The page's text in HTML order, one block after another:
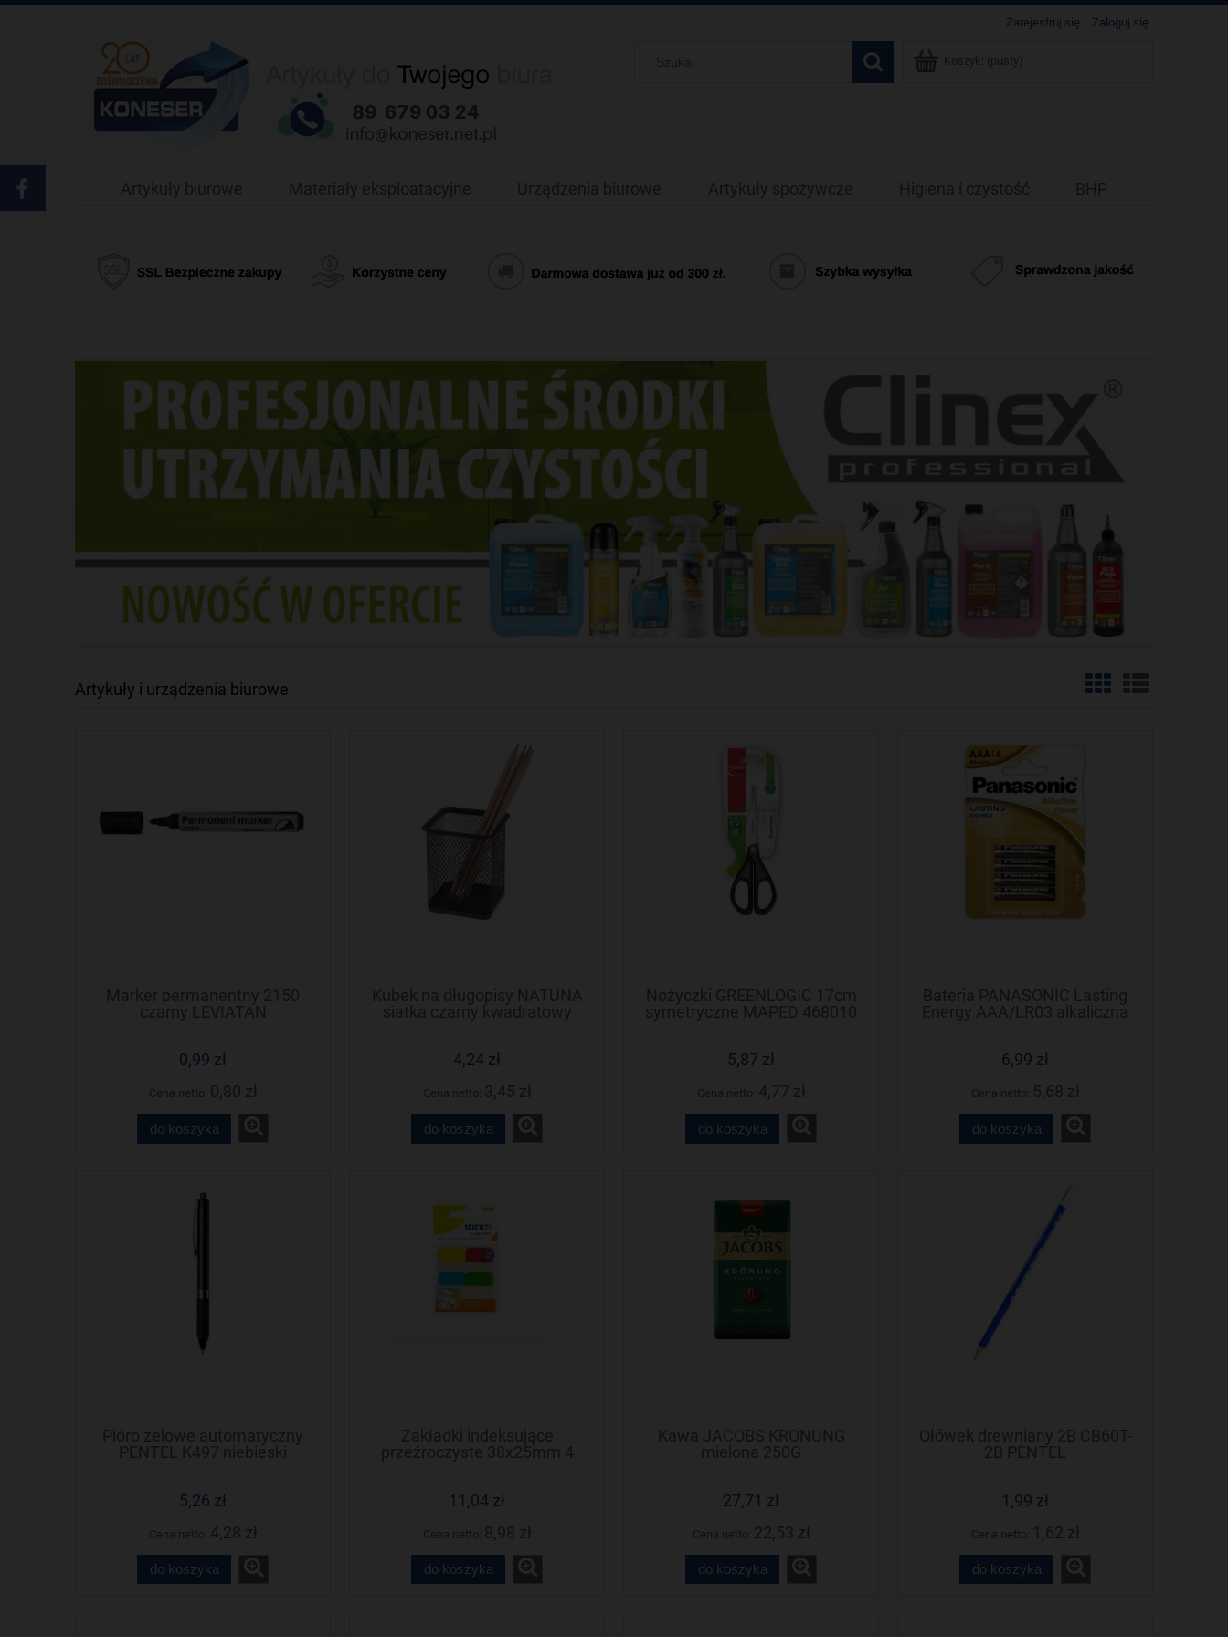
Zarejestruj się Zaloguj się
Koszyk: (pusty)
Artykuły biurowe Materiały eksploatacyjne Urządzenia biurowe Artykuły spożywcze Higiena i czystość BHP
Artykuły i urządzenia biurowe
Marker permanentny 2150
czarny LEVIATAN
0,99 zł
do koszyka
Kubek na długopisy NATUNA
siatka czarny kwadratowy
4,24 zł
do koszyka
Nożyczki GREENLOGIC 17cm
symetryczne MAPED 468010
5,87 zł
do koszyka
Bateria PANASONIC Lasting
Energy AAA/LR03 alkaliczna
6,99 zł
do koszyka
Pióro żelowe automatyczny
PENTEL K497 niebieski
5,26 zł
do koszyka
Zakładki indeksujące
przeźroczyste 38x25mm 4
11,04 zł
do koszyka
Kawa JACOBS KRONUNG
mielona 250G
27,71 zł
do koszyka
Ołówek drewniany 2B CB60T-
2B PENTEL
1,99 zł
do koszyka